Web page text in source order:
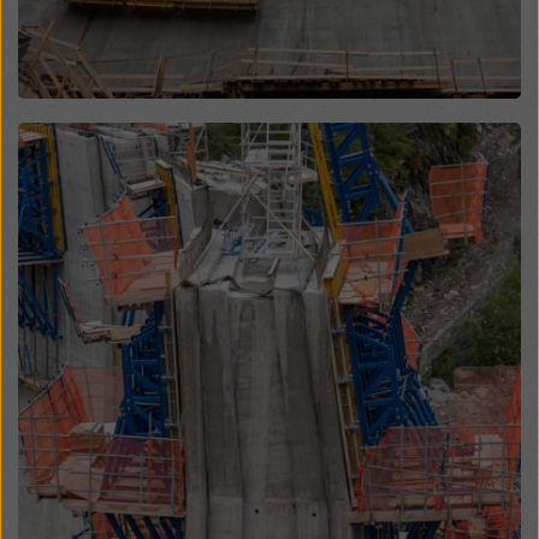
Open
hozzáférhetnek, és hogy ez ellen nincs hatékony
jogorvoslati lehetőség. A „Visszautasítás” gombra
kattintva, vagy a weboldal alján található cookie-
beállításokra kattintva és a megfelelő jelölőnégyzetek
elutasíthatja a hozzájárulást igénylő összes cookie-t. A
weboldal alján találhatócookie-beállításokra kattintva
bármikor visszavonhatja hozzájárulását a jövőre nézve
és indoklás nélkül.
További információkat a cookie-królAdatvédelmi
szabályzatunkbantalál. Lehetőséget biztosítunk
Önnek a cookie-k kiválasztására is (speciális cookie-
beállítások).